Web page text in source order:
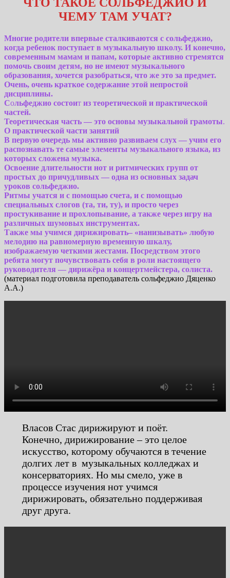
ЧЕМУ ТАМ УЧАТ?
Многие родители впервые сталкиваются с сольфеджио,
когда ребенок поступает в музыкальную школу. И конечно,
современным мамам и папам, которые активно стремятся
помочь своим детям, но не имеют музыкального
образования, хочется разобраться, что же это за предмет.
Очень, очень краткое содержание этой непростой
дисциплины.
Сольфеджио состоит из теоретической и практической
частей.
Теоретическая часть — это основы музыкальной грамоты.
О практической части занятий
В первую очередь мы активно развиваем слух — учим его
распознавать те самые элементы музыкального языка, из
которых сложена музыка.
Освоение длительности нот и ритмических групп от
простых до причудливых — одна из основных задач
уроков сольфеджио.
Ритмы учатся и с помощью счета, и с помощью
специальных слогов (та, ти, ту), и просто через
простукивание и прохлопывание, а также через игру на
различных шумовых инструментах.
Также мы учимся дирижировать– «нанизывать» любую
мелодию на равномерную временную шкалу,
изображаемую четкими жестами. Посредством этого
ребята могут почувствовать себя в роли настоящего
руководителя — дирижёра и концертмейстера, солиста.
(материал подготовила преподаватель сольфеджио Дяценко
А.А.)
Власов Стас дирижируют и поёт.
Конечно, дирижирование – это целое
искусство, которому обучаются в течение
долгих лет в музыкальных колледжах и
консерваториях. Но мы смело, уже в
процессе изучения нот учимся
дирижировать, обязательно поддерживая
друг друга.